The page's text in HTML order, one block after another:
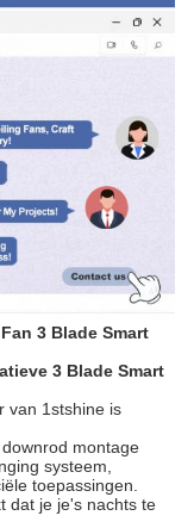
3 Blade Smart
3 Blade Smart
van 1stshine is
montage
systeem,
toepassingen.
dat je je's nachts te